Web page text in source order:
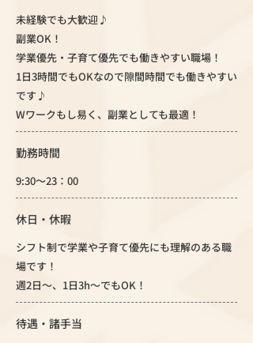
未経験でも大歓迎♪
副業OK！
学業優先・子育て優先でも働きやすい職場！
1日3時間でもOKなので隙間時間でも働きやすい
です♪
Wワークもし易く、副業としても最適！
勤務時間
9:30～23：00
休日・休暇
シフト制で学業や子育て優先にも理解のある職
場です！
週2日～、1日3h～でもOK！
待遇・諸手当